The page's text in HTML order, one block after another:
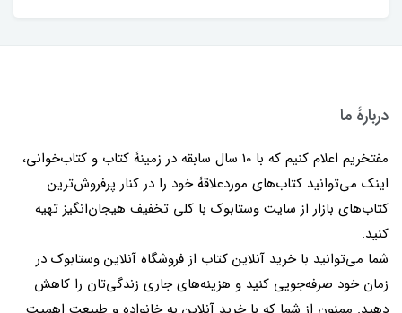
دربارۀ ما
مفتخریم اعلام کنیم که با 10 سال سابقه در زمینۀ کتاب و کتاب‌خوانی،
اینک می‌توانید کتاب‌های موردعلاقۀ خود را در کنار پرفروش‌ترین
کتاب‌های بازار از سایت وستابوک با کلی تخفیف هیجان‌انگیز تهیه
کنید.
شما می‌توانید با خرید آنلاین کتاب از فروشگاه آنلاین وستابوک در
زمان خود صرفه‌جویی کنید و هزینه‌های جاری زندگی‌تان را کاهش